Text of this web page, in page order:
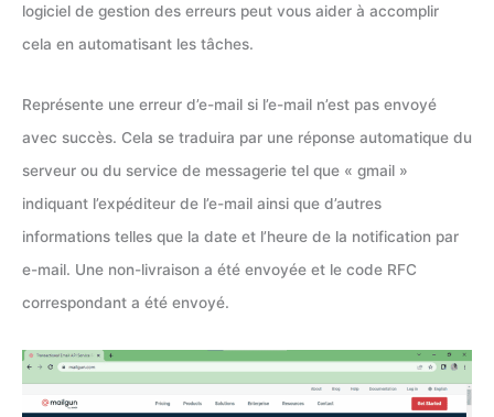
logiciel de gestion des erreurs peut vous aider à accomplir
cela en automatisant les tâches.
Représente une erreur d’e-mail si l’e-mail n’est pas envoyé
avec succès. Cela se traduira par une réponse automatique du
serveur ou du service de messagerie tel que « gmail »
indiquant l’expéditeur de l’e-mail ainsi que d’autres
informations telles que la date et l’heure de la notification par
e-mail. Une non-livraison a été envoyée et le code RFC
correspondant a été envoyé.